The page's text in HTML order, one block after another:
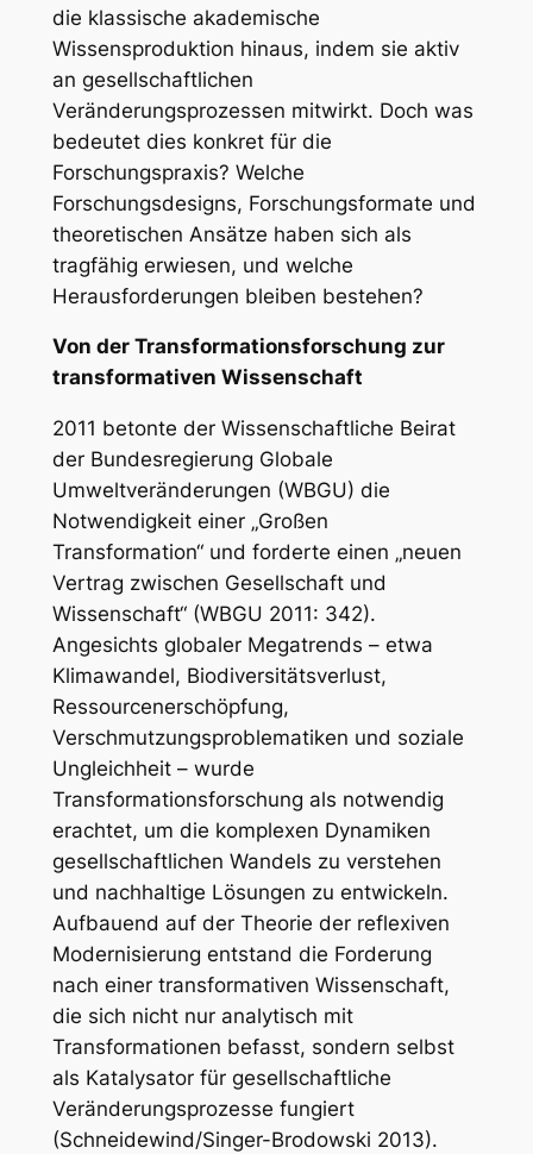
die klassische akademische
Wissensproduktion hinaus, indem sie aktiv
an gesellschaftlichen
Veränderungsprozessen mitwirkt. Doch was
bedeutet dies konkret für die
Forschungspraxis? Welche
Forschungsdesigns, Forschungsformate und
theoretischen Ansätze haben sich als
tragfähig erwiesen, und welche
Herausforderungen bleiben bestehen?
Von der Transformationsforschung zur
transformativen Wissenschaft
2011 betonte der Wissenschaftliche Beirat
der Bundesregierung Globale
Umweltveränderungen (WBGU) die
Notwendigkeit einer „Großen
Transformation“ und forderte einen „neuen
Vertrag zwischen Gesellschaft und
Wissenschaft“ (WBGU 2011: 342).
Angesichts globaler Megatrends – etwa
Klimawandel, Biodiversitätsverlust,
Ressourcenerschöpfung,
Verschmutzungsproblematiken und soziale
Ungleichheit – wurde
Transformationsforschung als notwendig
erachtet, um die komplexen Dynamiken
gesellschaftlichen Wandels zu verstehen
und nachhaltige Lösungen zu entwickeln.
Aufbauend auf der Theorie der reflexiven
Modernisierung entstand die Forderung
nach einer transformativen Wissenschaft,
die sich nicht nur analytisch mit
Transformationen befasst, sondern selbst
als Katalysator für gesellschaftliche
Veränderungsprozesse fungiert
(Schneidewind/Singer-Brodowski 2013).